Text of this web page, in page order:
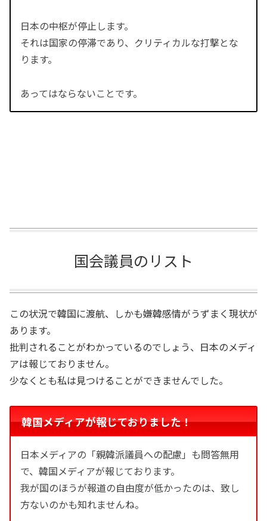
日本の中枢が停止します。
それは国家の停滞であり、クリティカルな打撃とな
ります。
あってはならないことです。
国会議員のリスト
この状況で韓国に渡航、しかも嫌韓感情がうずまく現状が
あります。
批判されることがわかっているのでしょう、日本のメディ
アは報じておりません。
少なくとも私は見つけることができませんでした。
韓国メディアが報じておりました！
日本メディアの「親韓派議員への配慮」も問答無用
で、韓国メディアが報じております。
我が国のほうが報道の自由度が低かったのは、致し
方ないのかも知れませんね。